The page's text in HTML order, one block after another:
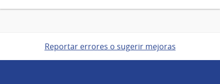
Reportar errores o sugerir mejoras